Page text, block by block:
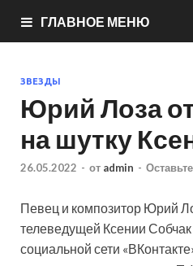
ГЛАВНОЕ МЕНЮ
ЗВЕЗДЫ
Юрий Лоза
на шутку
26.05.2022 - от admin -
Певец и композитор Юрий
телеведущей Ксении
социальной сети